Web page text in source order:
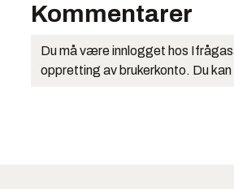
Kommentarer
Du må være innlogget hos
oppretting av brukerkonto. Du